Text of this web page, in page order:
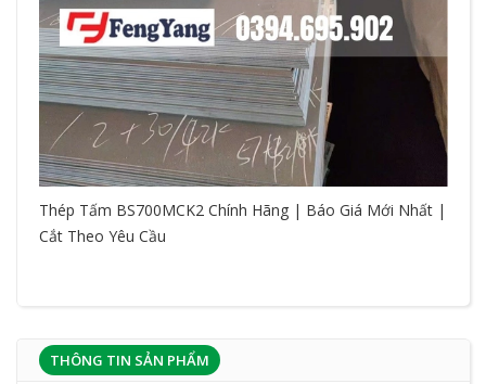
Thép Tấm BS700MCK2 Chính Hãng | Báo Giá Mới Nhất |
Cắt Theo Yêu Cầu
THÔNG TIN SẢN PHẨM